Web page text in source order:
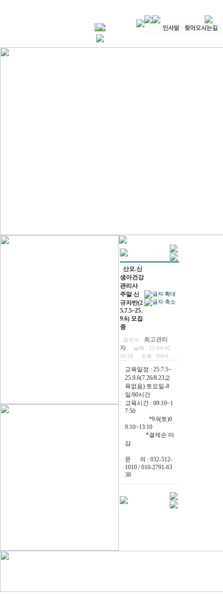
산모.신
생아건강
관리사
주말 신
규자반(2
5.7.5~25.
9.6) 모집
중
글쓴이 : 최고관리
자
날짜 : 25-04-02
16:50
조회 : 8904
교육일정 : 25.7.5~
25.9.6(7.26/8.23교
육없음) 토요일-8
일/60시간
교육시간 : 09:10~1
7:50
*9.6(토)0
9:10~13:10
*결제순 마
감
문 의 : 032-512-
1010 / 010-2791-63
38